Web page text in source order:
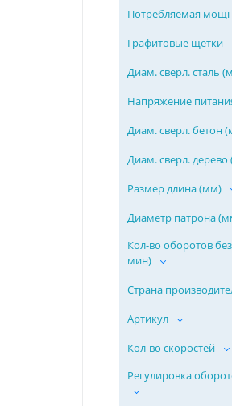
Потребляемая
Графитовые щетки
Диам. сверл. сталь
Напряжение
Диам. сверл. бетон
Диам. сверл.
Размер длина (мм)
Диаметр патрона
Кол-во оборотов
мин)
Страна
Артикул
Кол-во скоростей
Регулировка